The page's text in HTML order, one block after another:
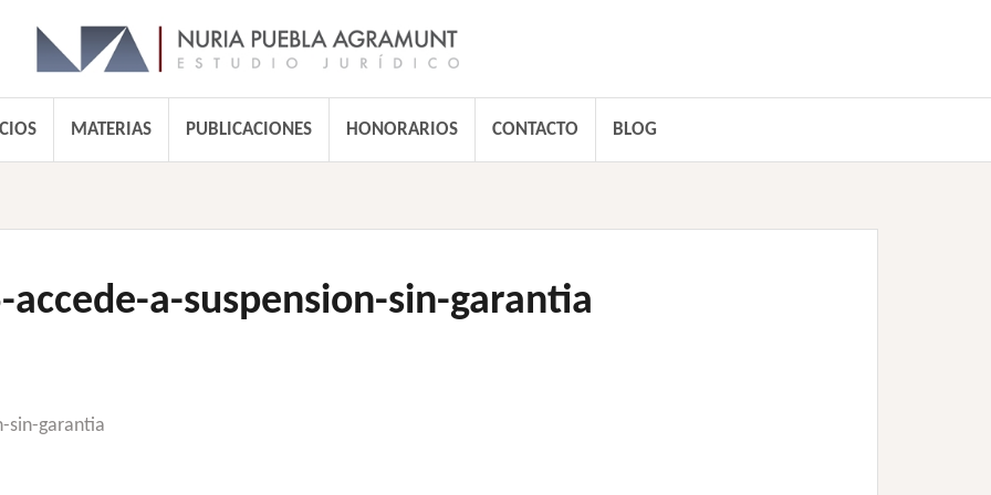
MATERIAS PUBLICACIONES HONORARIOS CONTACTO BLOG
a-suspension-sin-garantia
sin-garantia